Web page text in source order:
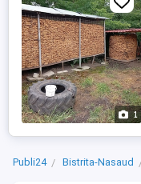
1
Publi24 Bistrita-Nasaud